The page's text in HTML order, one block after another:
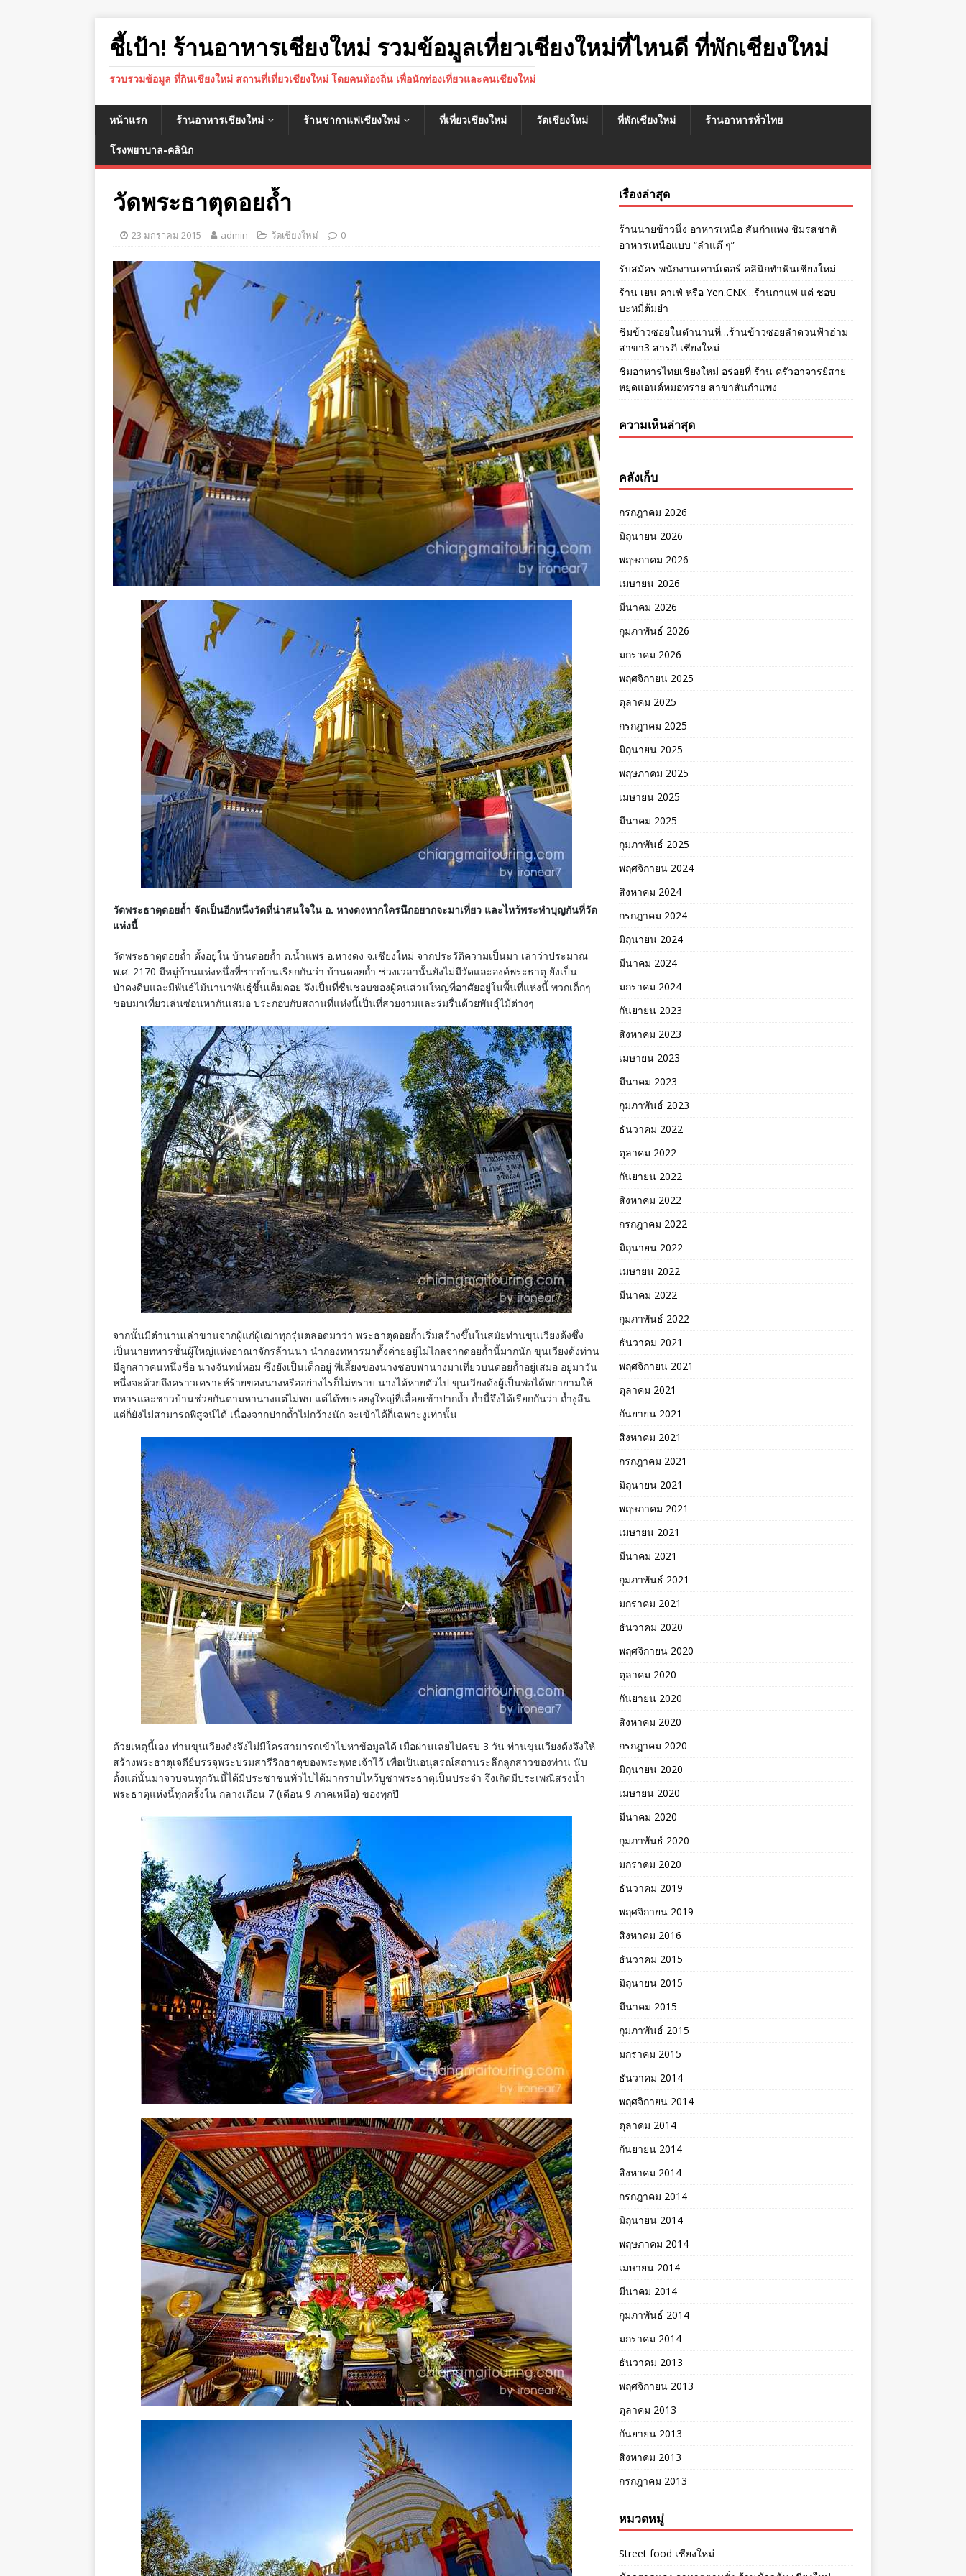
ชี้เป้า! ร้านอาหารเชียงใหม่ รวมข้อมูลเที่ยวเชียงใหม่ที่ไหนดี ที่พักเชียงใหม่
รวบรวมข้อมูล ที่กินเชียงใหม่ สถานที่เที่ยวเชียงใหม่ โดยคนท้องถิ่น เพื่อนักท่องเที่ยวและคนเชียงใหม่
หน้าแรก ร้านอาหารเชียงใหม่ ร้านชากาแฟเชียงใหม่ ที่เที่ยวเชียงใหม่ วัดเชียงใหม่ ที่พักเชียงใหม่ ร้านอาหารทั่วไทย
โรงพยาบาล-คลินิก
วัดพระธาตุดอยถ้ำ
23 มกราคม 2015 admin วัดเชียงใหม่ 0
วัดพระธาตุดอยถ้ำ จัดเป็นอีกหนึ่งวัดที่น่าสนใจใน อ. หางดงหากใครนึกอยากจะมาเที่ยว และไหว้พระทำบุญกันที่วัด
แห่งนี้
วัดพระธาตุดอยถ้ำ ตั้งอยู่ใน บ้านดอยถ้ำ ต.น้ำแพร่ อ.หางดง จ.เชียงใหม่ จากประวัติความเป็นมา เล่าว่าประมาณ
พ.ศ. 2170 มีหมู่บ้านแห่งหนึ่งที่ชาวบ้านเรียกกันว่า บ้านดอยถ้ำ ช่วงเวลานั้นยังไม่มีวัดและองค์พระธาตุ ยังเป็น
ป่าดงดิบและมีพันธ์ไม้นานาพันธุ์ขึ้นเต็มดอย จึงเป็นที่ชื่นชอบของผู้คนส่วนใหญ่ที่อาศัยอยู่ในพื้นที่แห่งนี้ พวกเด็กๆ
ชอบมาเที่ยวเล่นซ่อนหากันเสมอ ประกอบกับสถานที่แห่งนี้เป็นที่สวยงามและร่มรื่นด้วยพันธุ์ไม้ต่างๆ
จากนั้นมีตำนานเล่าขานจากผู้แก่ผู้เฒ่าทุกรุ่นตลอดมาว่า พระธาตุดอยถ้ำเริ่มสร้างขึ้นในสมัยท่านขุนเวียงด้งซึ่ง
เป็นนายทหารชั้นผู้ใหญ่แห่งอาณาจักรล้านนา นำกองทหารมาตั้งค่ายอยู่ไม่ไกลจากดอยถ้ำนี้มากนัก ขุนเวียงด้งท่าน
มีลูกสาวคนหนึ่งชื่อ นางจันทน์หอม ซึ่งยังเป็นเด็กอยู่ พี่เลี้ยงของนางชอบพานางมาเที่ยวบนดอยถ้ำอยู่เสมอ อยู่มาวัน
หนึ่งจะด้วยถึงคราวเคราะห์ร้ายของนางหรืออย่างไรก็ไม่ทราบ นางได้หายตัวไป ขุนเวียงด้งผู้เป็นพ่อได้พยายามให้
ทหารและชาวบ้านช่วยกันตามหานางแต่ไม่พบ แต่ได้พบรอยงูใหญ่ที่เลื้อยเข้าปากถ้ำ ถ้ำนี้จึงได้เรียกกันว่า ถ้ำงูลืน
แต่ก็ยังไม่สามารถพิสูจน์ได้ เนื่องจากปากถ้ำไม่กว้างนัก จะเข้าได้ก็เฉพาะงูเท่านั้น
ด้วยเหตุนี้เอง ท่านขุนเวียงด้งจึงไม่มีใครสามารถเข้าไปหาข้อมูลได้ เมื่อผ่านเลยไปครบ 3 วัน ท่านขุนเวียงด้งจึงให้
สร้างพระธาตุเจดีย์บรรจุพระบรมสารีริกธาตุของพระพุทธเจ้าไว้ เพื่อเป็นอนุสรณ์สถานระลึกลูกสาวของท่าน นับ
ตั้งแต่นั้นมาจวบจนทุกวันนี้ได้มีประชาชนทั่วไปได้มากราบไหว้บูชาพระธาตุเป็นประจำ จึงเกิดมีประเพณีสรงน้ำ
พระธาตุแห่งนี้ทุกครั้งใน กลางเดือน 7 (เดือน 9 ภาคเหนือ) ของทุกปี
เรื่องล่าสุด
ร้านนายข้าวนึ่ง อาหารเหนือ สันกำแพง ชิมรสชาติ
อาหารเหนือแบบ “ลำแต๊ ๆ”
รับสมัคร พนักงานเคาน์เตอร์ คลินิกทำฟันเชียงใหม่
ร้าน เยน คาเฟ่ หรือ Yen.CNX…ร้านกาแฟ แต่ ชอบ
บะหมี่ต้มยำ
ชิมข้าวซอยในตำนานที่…ร้านข้าวซอยลำดวนฟ้าฮ่าม
สาขา3 สารภี เชียงใหม่
ชิมอาหารไทยเชียงใหม่ อร่อยที่ ร้าน ครัวอาจารย์สาย
หยุดแอนด์หมอทราย สาขาสันกำแพง
ความเห็นล่าสุด
คลังเก็บ
กรกฎาคม 2026
มิถุนายน 2026
พฤษภาคม 2026
เมษายน 2026
มีนาคม 2026
กุมภาพันธ์ 2026
มกราคม 2026
พฤศจิกายน 2025
ตุลาคม 2025
กรกฎาคม 2025
มิถุนายน 2025
พฤษภาคม 2025
เมษายน 2025
มีนาคม 2025
กุมภาพันธ์ 2025
พฤศจิกายน 2024
สิงหาคม 2024
กรกฎาคม 2024
มิถุนายน 2024
มีนาคม 2024
มกราคม 2024
กันยายน 2023
สิงหาคม 2023
เมษายน 2023
มีนาคม 2023
กุมภาพันธ์ 2023
ธันวาคม 2022
ตุลาคม 2022
กันยายน 2022
สิงหาคม 2022
กรกฎาคม 2022
มิถุนายน 2022
เมษายน 2022
มีนาคม 2022
กุมภาพันธ์ 2022
ธันวาคม 2021
พฤศจิกายน 2021
ตุลาคม 2021
กันยายน 2021
สิงหาคม 2021
กรกฎาคม 2021
มิถุนายน 2021
พฤษภาคม 2021
เมษายน 2021
มีนาคม 2021
กุมภาพันธ์ 2021
มกราคม 2021
ธันวาคม 2020
พฤศจิกายน 2020
ตุลาคม 2020
กันยายน 2020
สิงหาคม 2020
กรกฎาคม 2020
มิถุนายน 2020
เมษายน 2020
มีนาคม 2020
กุมภาพันธ์ 2020
มกราคม 2020
ธันวาคม 2019
พฤศจิกายน 2019
สิงหาคม 2016
ธันวาคม 2015
มิถุนายน 2015
มีนาคม 2015
กุมภาพันธ์ 2015
มกราคม 2015
ธันวาคม 2014
พฤศจิกายน 2014
ตุลาคม 2014
กันยายน 2014
สิงหาคม 2014
กรกฎาคม 2014
มิถุนายน 2014
พฤษภาคม 2014
เมษายน 2014
มีนาคม 2014
กุมภาพันธ์ 2014
มกราคม 2014
ธันวาคม 2013
พฤศจิกายน 2013
ตุลาคม 2013
กันยายน 2013
สิงหาคม 2013
กรกฎาคม 2013
หมวดหมู่
Street food เชียงใหม่